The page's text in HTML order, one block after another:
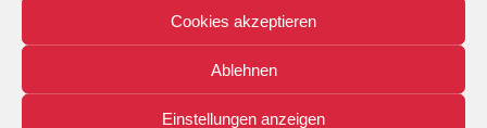
Cookies akzeptieren
Ablehnen
Einstellungen anzeigen